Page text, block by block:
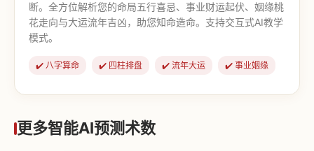
断。全方位解析您的命局五行喜忌、事业财运起伏、姻缘桃
花走向与大运流年吉凶，助您知命造命。支持交互式AI教学
模式。
✔️ 八字算命 ✔️ 四柱排盘 ✔️ 流年大运 ✔️ 事业姻缘
更多智能AI预测术数